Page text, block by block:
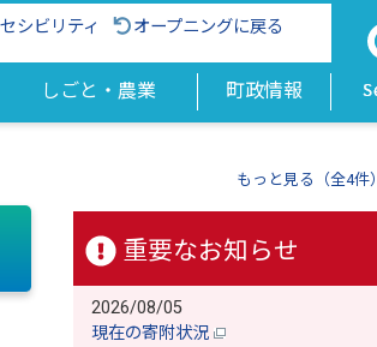
シビリティ オープニングに戻る
しごと・農業 町政情報
もっと見る（全4件）
重要なお知らせ
2026/08/05
現在の寄附状況